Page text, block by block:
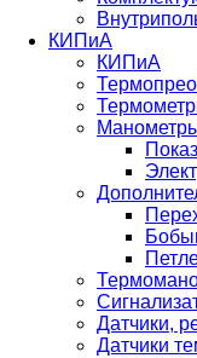
КИПиА
КИПиА
Датчики,
Датчики